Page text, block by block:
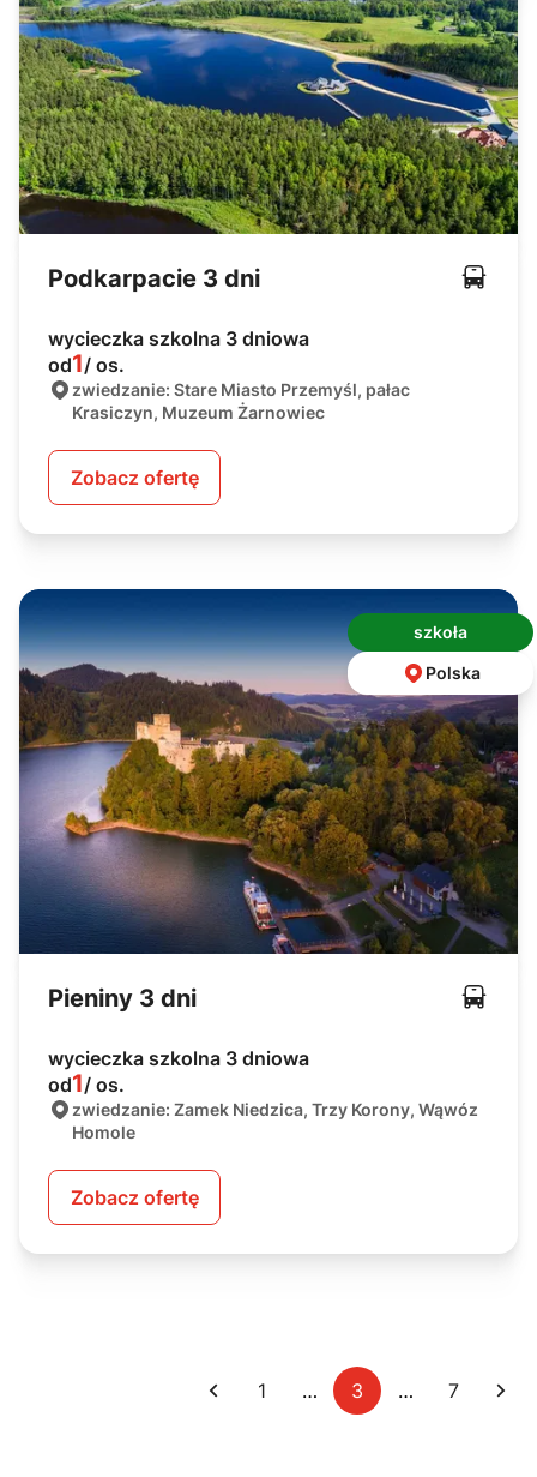
Podkarpacie 3 dni
wycieczka szkolna 3 dniowa
od1/ os.
zwiedzanie: Stare Miasto Przemyśl, pałac
Krasiczyn, Muzeum Żarnowiec
Zobacz ofertę
szkoła
Polska
Pieniny 3 dni
wycieczka szkolna 3 dniowa
od1/ os.
zwiedzanie: Zamek Niedzica, Trzy Korony, Wąwóz
Homole
Zobacz ofertę
1 … 3 … 7